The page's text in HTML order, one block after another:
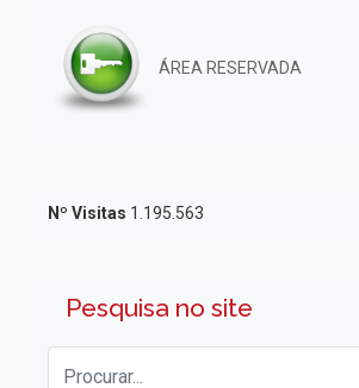
ÁREA RESERVADA
Nº Visitas 1.195.563
Pesquisa no site